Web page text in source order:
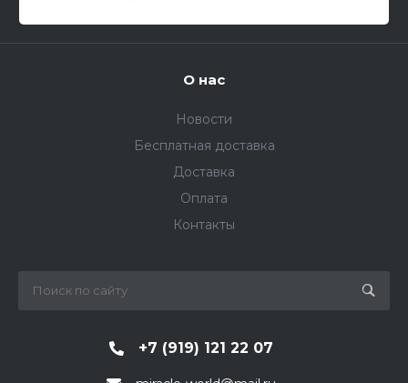
О нас
Новости
Бесплатная доставка
Доставка
Оплата
Контакты
+7 (919) 121 22 07